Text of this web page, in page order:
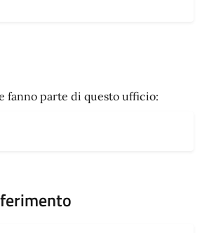
fanno parte di questo ufficio: